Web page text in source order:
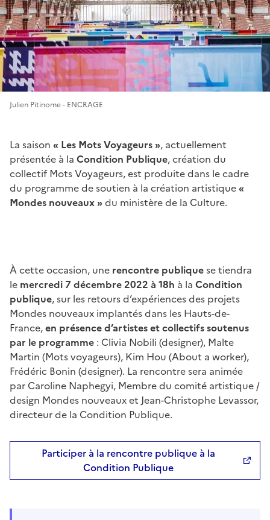
Julien Pitinome - ENCRAGE
La saison « Les Mots Voyageurs », actuellement
présentée à la Condition Publique, création du
collectif Mots Voyageurs, est produite dans le cadre
du programme de soutien à la création artistique«
Mondes nouveaux »du ministère de la Culture.
À cette occasion, une rencontre publiquese tiendra
le mercredi 7 décembre 2022 à 18h à la Condition
publique, sur les retours d’expériences des projets
Mondes nouveaux implantés dans les Hauts-de-
France,en présence d’artistes et collectifs soutenus
par le programme : Clivia Nobili (designer), Malte
Martin (Mots voyageurs), Kim Hou (About a worker),
Frédéric Bonin (designer). La rencontre sera animée
par Caroline Naphegyi, Membre du comité artistique /
design Mondes nouveaux et Jean-Christophe Levassor,
directeur de la Condition Publique.
Participer à la rencontre publique à la
Condition Publique